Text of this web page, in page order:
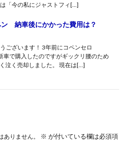
「今の私にジャストフィ[…]
ン 納車後にかかった費用は？
ございます！ 3年前にコペンセロ
車で購入したのですがギックリ腰のため
泣く売却しました。 現在は[…]
りません。 ※ が付いている欄は必須項